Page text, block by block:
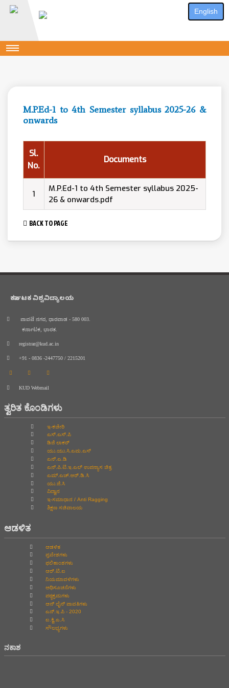
English
M.P.Ed-1 to 4th Semester syllabus 2025-26 &
onwards
Sl.
No.
Documents
1
M.P.Ed-1 to 4th Semester syllabus 2025-
26 & onwards.pdf
BACK TO PAGE
ಕರ್ನಾಟಕ ವಿಶ್ವವಿದ್ಯಾಲಯ
ಪಾವಟೆ ನಗರ, ಧಾರವಾಡ - 580 003.
ಕರ್ನಾಟಕ, ಭಾರತ.
registrar@kud.ac.in
+91 - 0836 -2447750 / 2215201
KUD Webmail
ತ್ವರಿತ ಕೊಂಡಿಗಳು
ಇ-ಕಚೇರಿ
ಎಸ್.ಎಸ್.ಪಿ
ಡಿಜಿ ಲಾಕರ್
ಯು.ಯು.ಸಿ.ಎಮ.ಎಸ್
ಎನ್.ಎ.ಡಿ
ಎನ್.ಪಿ.ಟಿ.ಇ.ಎಲ್‌ ಉಪನ್ಯಾಸ ಚಿತ್ರ
ಎಮ್.ಎಚ್.ಆರ್.ಡಿ.ಸಿ
ಯು.ಜಿ.ಸಿ
ವಿದ್ವಾನ
ಇ-ಸಮಾಧಾನ / Anti Ragging
ಶಿಕ್ಷಣ ಸಚಿವಾಲಯ
ಆಡಳಿತ
ಆಡಳಿತ
ಪ್ರವೇಶಗಳು
ಫಲಿತಾಂಶಗಳು
ಆರ್.ಟಿ.ಐ
ನಿಯಮಾವಳಿಗಳು
ಅಧಿಸೂಚನೆಗಳು
ಪಠ್ಯಕ್ರಮಗಳು
ಆನ್‌ ಲೈನ್‌ ಪಾವತಿಗಳು
ಎನ್.ಇ.ಪಿ - 2020
ಐ.ಕ್ವಿ.ಎ.ಸಿ
ಸೌಲಭ್ಯಗಳು
ನಕಾಶ